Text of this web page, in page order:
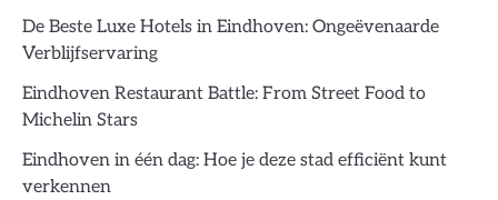
De Beste Luxe Hotels in Eindhoven: Ongeëvenaarde
Verblijfservaring
Eindhoven Restaurant Battle: From Street Food to
Michelin Stars
Eindhoven in één dag: Hoe je deze stad efficiënt kunt
verkennen